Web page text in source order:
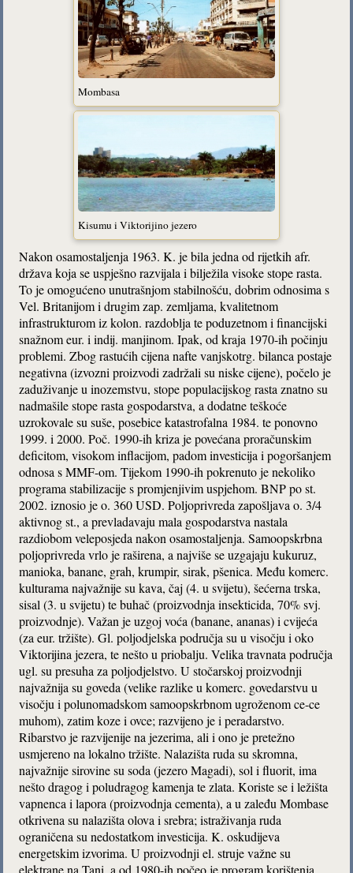
Mombasa
Kisumu i Viktorijino jezero
Nakon osamostaljenja 1963. K. je bila jedna od rijetkih afr.
država koja se uspješno razvijala i bilježila visoke stope rasta.
To je omogućeno unutrašnjom stabilnošću, dobrim odnosima s
Vel. Britanijom i drugim zap. zemljama, kvalitetnom
infrastrukturom iz kolon. razdoblja te poduzetnom i financijski
snažnom eur. i indij. manjinom. Ipak, od kraja 1970-ih počinju
problemi. Zbog rastućih cijena nafte vanjskotrg. bilanca postaje
negativna (izvozni proizvodi zadržali su niske cijene), počelo je
zaduživanje u inozemstvu, stope populacijskog rasta znatno su
nadmašile stope rasta gospodarstva, a dodatne teškoće
uzrokovale su suše, posebice katastrofalna 1984. te ponovno
1999. i 2000. Poč. 1990-ih kriza je povećana proračunskim
deficitom, visokom inflacijom, padom investicija i pogoršanjem
odnosa s MMF-om. Tijekom 1990-ih pokrenuto je nekoliko
programa stabilizacije s promjenjivim uspjehom. BNP po st.
2002. iznosio je o. 360 USD. Poljoprivreda zapošljava o. 3/4
aktivnog st., a prevladavaju mala gospodarstva nastala
razdiobom veleposjeda nakon osamostaljenja. Samoopskrbna
poljoprivreda vrlo je raširena, a najviše se uzgajaju kukuruz,
manioka, banane, grah, krumpir, sirak, pšenica. Među komerc.
kulturama najvažnije su kava, čaj (4. u svijetu), šećerna trska,
sisal (3. u svijetu) te buhač (proizvodnja insekticida, 70% svj.
proizvodnje). Važan je uzgoj voća (banane, ananas) i cvijeća
(za eur. tržište). Gl. poljodjelska područja su u visočju i oko
Viktorijina jezera, te nešto u priobalju. Velika travnata područja
ugl. su presuha za poljodjelstvo. U stočarskoj proizvodnji
najvažnija su goveda (velike razlike u komerc. govedarstvu u
visočju i polunomadskom samoopskrbnom ugroženom ce-ce
muhom), zatim koze i ovce; razvijeno je i peradarstvo.
Ribarstvo je razvijenije na jezerima, ali i ono je pretežno
usmjereno na lokalno tržište. Nalazišta ruda su skromna,
najvažnije sirovine su soda (jezero Magadi), sol i fluorit, ima
nešto dragog i poludragog kamenja te zlata. Koriste se i ležišta
vapnenca i lapora (proizvodnja cementa), a u zaleđu Mombase
otkrivena su nalazišta olova i srebra; istraživanja ruda
ograničena su nedostatkom investicija. K. oskudijeva
energetskim izvorima. U proizvodnji el. struje važne su